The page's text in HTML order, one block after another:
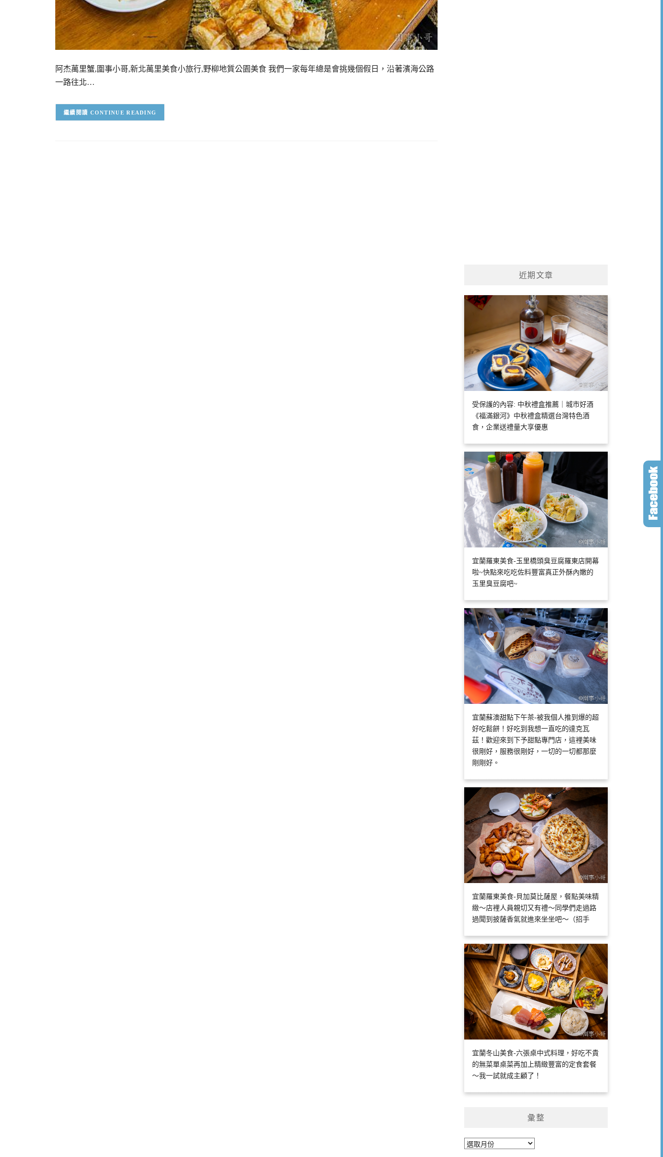
阿杰萬里蟹,圍事小哥,新北萬里美食小旅行,野柳地質公園美食 我們一家每年總是會挑幾個假日，沿著濱海公路
一路往北…
CONTINUE READING
近期文章
受保護的內容: 中秋禮盒推薦｜城市好酒
《福滿銀河》中秋禮盒精選台灣特色酒
食，企業送禮量大享優惠
宜蘭羅東美食-玉里橋頭臭豆腐羅東店開幕
啦~快點來吃吃佐料豐富真正外酥內嫩的
玉里臭豆腐吧~
宜蘭蘇澳甜點下午茶-被我個人推到爆的超
好吃鬆餅！好吃到我想一直吃的達克瓦
茲！歡迎來到下予甜點專門店，這裡美味
很剛好，服務很剛好，一切的一切都那麼
剛剛好。
宜蘭羅東美食-貝加莫比薩屋，餐點美味精
緻～店裡人員親切又有禮～同學們走過路
過聞到披薩香氣就進來坐坐吧～（招手
宜蘭冬山美食-六張桌中式料理，好吃不貴
的無菜單桌菜再加上精緻豐富的定食套餐
～我一試就成主顧了！
彙整
彙